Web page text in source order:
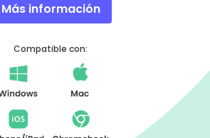
Más información
Compatible con: